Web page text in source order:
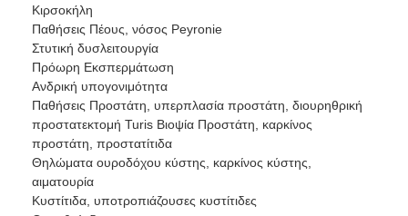
Κιρσοκήλη
Παθήσεις Πέους, νόσος Peyronie
Στυτική δυσλειτουργία
Πρόωρη Εκσπερμάτωση
Ανδρική υπογονιμότητα
Παθήσεις Προστάτη, υπερπλασία προστάτη, διουρηθρική
προστατεκτομή Turis Βιοψία Προστάτη, καρκίνος
προστάτη, προστατίτιδα
Θηλώματα ουροδόχου κύστης, καρκίνος κύστης,
αιματουρία
Κυστίτιδα, υποτροπιάζουσες κυστίτιδες